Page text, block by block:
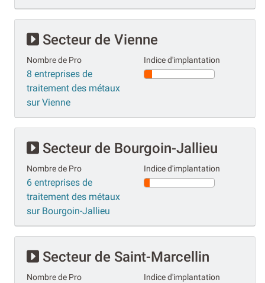
Secteur de Vienne
Nombre de Pro
8 entreprises de
traitement des métaux
sur Vienne
Indice d'implantation
Secteur de Bourgoin-Jallieu
Nombre de Pro
6 entreprises de
traitement des métaux
sur Bourgoin-Jallieu
Indice d'implantation
Secteur de Saint-Marcellin
Nombre de Pro Indice d'implantation